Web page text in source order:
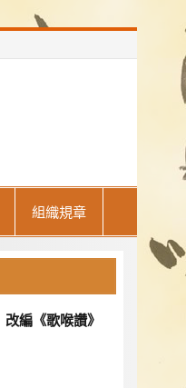
組織規章
編《歌喉讚》